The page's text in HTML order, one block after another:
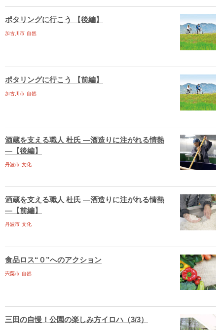
ポタリングに行こう 【後編】
加古川市 自然
ポタリングに行こう 【前編】
加古川市 自然
酒蔵を支える職人 杜氏 ―酒造りに注がれる情熱
―【後編】
丹波市 文化
酒蔵を支える職人 杜氏 ―酒造りに注がれる情熱
―【前編】
丹波市 文化
食品ロス“０”へのアクション
宍粟市 自然
三田の自慢！公園の楽しみ方イロハ（3/3）